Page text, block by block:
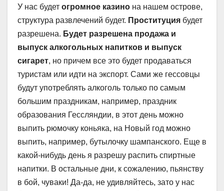
У нас будет огромное казино на нашем острове,
структура развлечений будет. Проституция будет
разрешена. Будет разрешена продажа и
выпуск алкогольных напитков и выпуск
сигарет, но причем все это будет продаваться
туристам или идти на экспорт. Сами же гессовцы
будут употреблять алкоголь только по самым
большим праздникам, например, праздник
образования Гессляндии, в этот день можно
выпить рюмочку коньяка, на Новый год можно
выпить, например, бутылочку шампанского. Еще в
какой-нибудь день я разрешу распить спиртные
напитки. В остальные дни, к сожалению, пьянству
в бой, чуваки! Да-да, не удивляйтесь, зато у нас